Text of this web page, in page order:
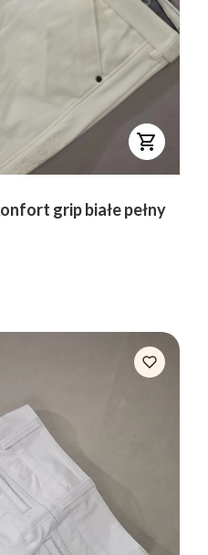
białe pełny